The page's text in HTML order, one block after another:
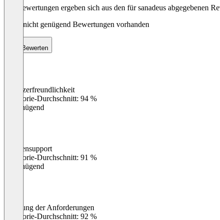
Die Bewertungen ergeben sich aus den für sanadeus abgegebenen
Noch nicht genügend Bewertungen vorhanden
Bewerten
Benutzerfreundlichkeit
Kategorie-Durchschnitt: 94 %
Ungenügend
Kundensupport
Kategorie-Durchschnitt: 91 %
Ungenügend
Erfüllung der Anforderungen
Kategorie-Durchschnitt: 92 %